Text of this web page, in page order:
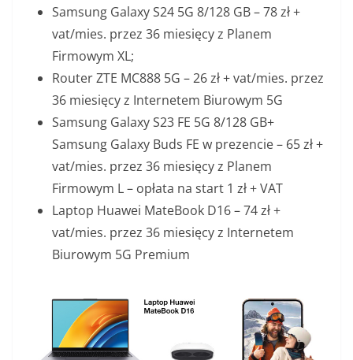
Samsung Galaxy S24 5G 8/128 GB – 78 zł +
vat/mies. przez 36 miesięcy z Planem
Firmowym XL;
Router ZTE MC888 5G – 26 zł + vat/mies. przez
36 miesięcy z Internetem Biurowym 5G
Samsung Galaxy S23 FE 5G 8/128 GB+
Samsung Galaxy Buds FE w prezencie – 65 zł +
vat/mies. przez 36 miesięcy z Planem
Firmowym L – opłata na start 1 zł + VAT
Laptop Huawei MateBook D16 – 74 zł +
vat/mies. przez 36 miesięcy z Internetem
Biurowym 5G Premium